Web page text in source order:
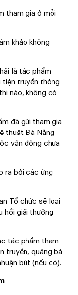
tham gia ở mỗi
khảo không
là tác phẩm
tiện truyền thông
nào, không có
đã gửi tham gia
thuật Đà Nẵng
vận động chưa
ra bởi các ứng
Tổ chức sẽ loại
hồi giải thưởng
tác phẩm tham
truyền, quảng bá
bút (nếu có).